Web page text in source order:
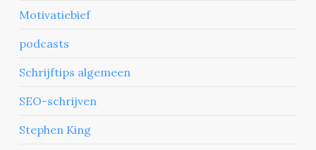
Motivatiebief
podcasts
Schrijftips algemeen
SEO-schrijven
Stephen King